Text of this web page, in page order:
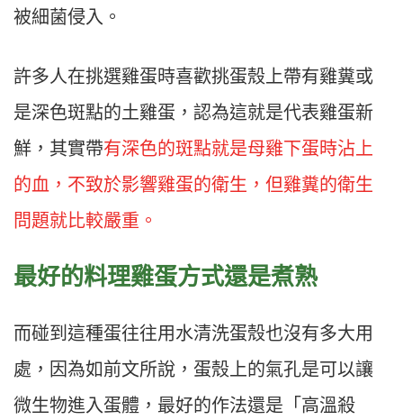
被細菌侵入。
許多人在挑選雞蛋時喜歡挑蛋殼上帶有雞糞或
是深色斑點的土雞蛋，認為這就是代表雞蛋新
鮮，其實帶有深色的斑點就是母雞下蛋時沾上
的血，不致於影響雞蛋的衛生，但雞糞的衛生
問題就比較嚴重。
最好的料理雞蛋方式還是煮熟
而碰到這種蛋往往用水清洗蛋殼也沒有多大用
處，因為如前文所說，蛋殼上的氣孔是可以讓
微生物進入蛋體，最好的作法還是「高溫殺